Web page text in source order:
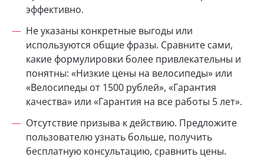
эффективно.
Не указаны конкретные выгоды или
используются общие фразы. Сравните сами,
какие формулировки более привлекательны и
понятны: «Низкие цены на велосипеды» или
«Велосипеды от 1500 рублей», «Гарантия
качества» или «Гарантия на все работы 5 лет».
Отсутствие призыва к действию. Предложите
пользователю узнать больше, получить
бесплатную консультацию, сравнить цены.